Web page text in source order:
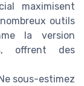
maximisent
outils
la version
offrent des
Ne sous-estimez